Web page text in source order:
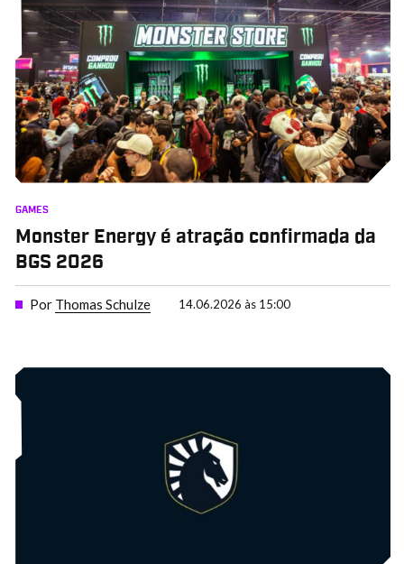
GAMES
Monster Energy é atração confirmada da
BGS 2026
Por Thomas Schulze 14.06.2026 às 15:00